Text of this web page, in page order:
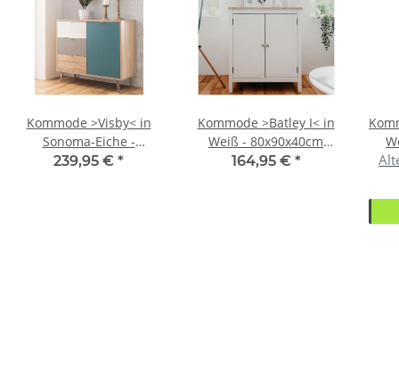
Kommode >Visby< in
Sonoma-Eiche -
103x87x40cm (BxHxT)
239,95 € *
Kommode >Batley I< in
Weiß - 80x90x40cm
(BxHxT)
164,95 € *